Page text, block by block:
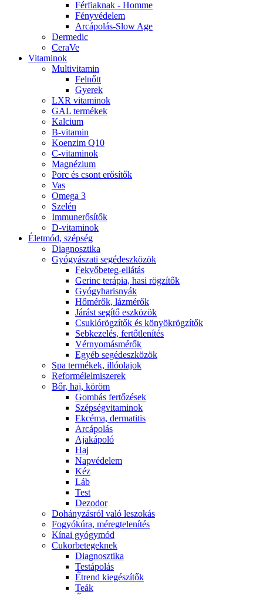
Férfiaknak - Homme
Fényvédelem
Arcápolás-Slow Age
Dermedic
CeraVe
Vitaminok
Multivitamin
Felnőtt
Gyerek
LXR vitaminok
GAL termékek
Kalcium
B-vitamin
Koenzim Q10
C-vitaminok
Magnézium
Porc és csont erősítők
Vas
Omega 3
Szelén
Immunerősítők
D-vitaminok
Életmód, szépség
Diagnosztika
Gyógyászati segédeszközök
Fekvőbeteg-ellátás
Gerinc terápia, hasi rögzítők
Gyógyharisnyák
Hőmérők, lázmérők
Járást segítő eszközök
Csuklórögzítők és könyökrögzítők
Sebkezelés, fertőtlenítés
Vérnyomásmérők
Egyéb segédeszközök
Spa termékek, illóolajok
Reformélelmiszerek
Bőr, haj, köröm
Gombás fertőzések
Szépségvitaminok
Ekcéma, dermatitis
Arcápolás
Ajakápoló
Haj
Napvédelem
Kéz
Láb
Test
Dezodor
Dohányzásról való leszokás
Fogyókúra, méregtelenítés
Kínai gyógymód
Cukorbetegeknek
Diagnosztika
Testápolás
É́trend kiegészítők
Teák